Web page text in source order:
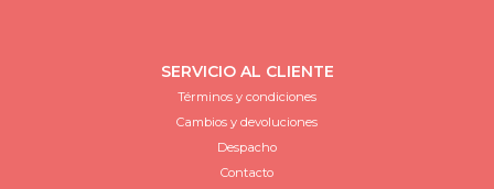
SERVICIO AL CLIENTE
Términos y condiciones
Cambios y devoluciones
Despacho
Contacto